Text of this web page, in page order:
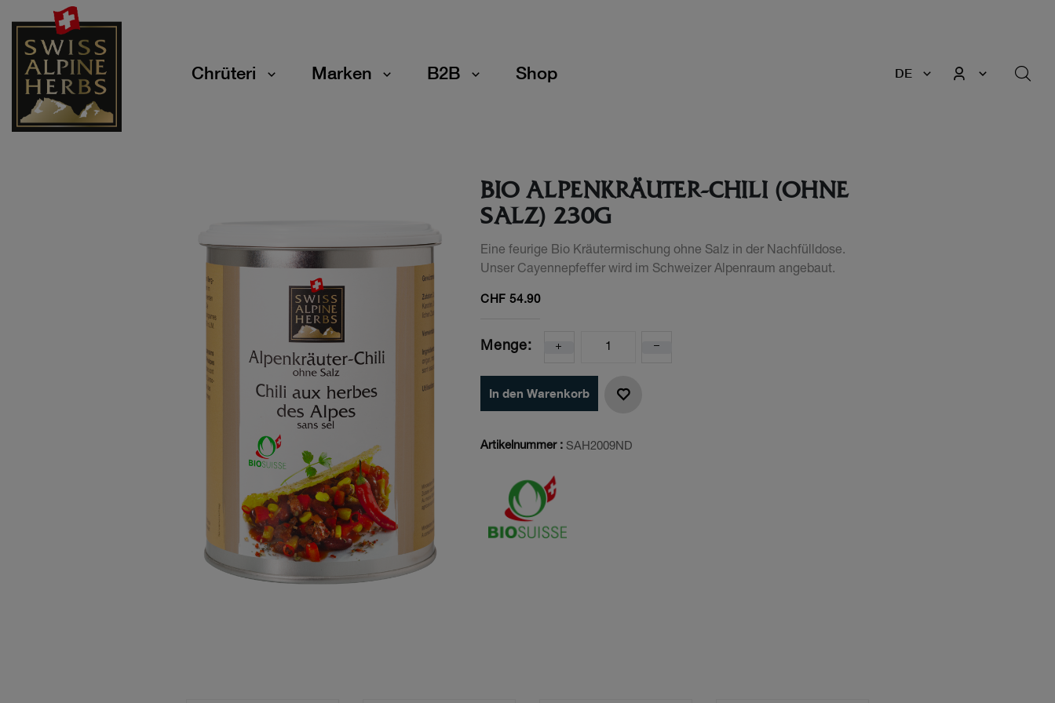
Chrüteri Marken B2B Shop DE
BIO ALPENKRÄUTER-CHILI (OHNE
SALZ) 230G
Eine feurige Bio Kräutermischung ohne Salz in der Nachfülldose.
Unser Cayennepfeffer wird im Schweizer Alpenraum angebaut.
CHF54.90
Menge:
In den Warenkorb
Artikelnummer : SAH2009ND